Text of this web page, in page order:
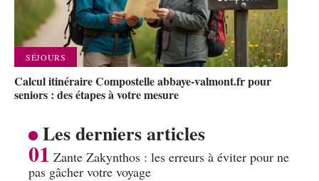
SÉJOURS
Calcul itinéraire Compostelle abbaye-valmont.fr pour
seniors : des étapes à votre mesure
Les derniers articles
Zante Zakynthos : les erreurs à éviter pour ne
pas gâcher votre voyage